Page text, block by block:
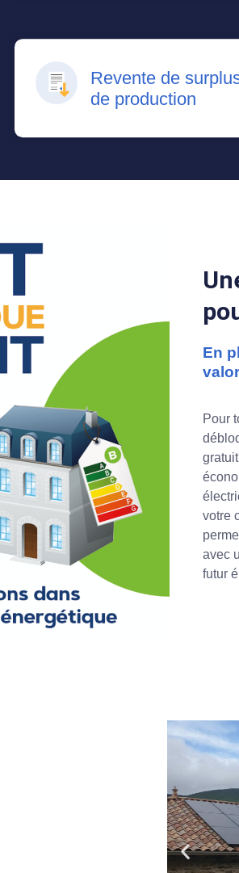
Revente de
de production
En
Pour
votre
avec
futur